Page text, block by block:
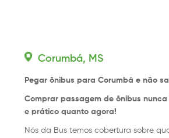
Corumbá, MS
Pegar ônibus para Corumbá e não
Comprar passagem de ônibus
e prático quanto agora!
Nós da Bus temos cobertura sobre